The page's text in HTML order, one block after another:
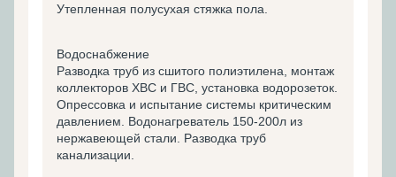
Утепленная полусухая стяжка пола.
Водоснабжение
Разводка труб из сшитого полиэтилена, монтаж
коллекторов ХВС и ГВС, установка водорозеток.
Опрессовка и испытание системы критическим
давлением. Водонагреватель 150-200л из
нержавеющей стали. Разводка труб
канализации.